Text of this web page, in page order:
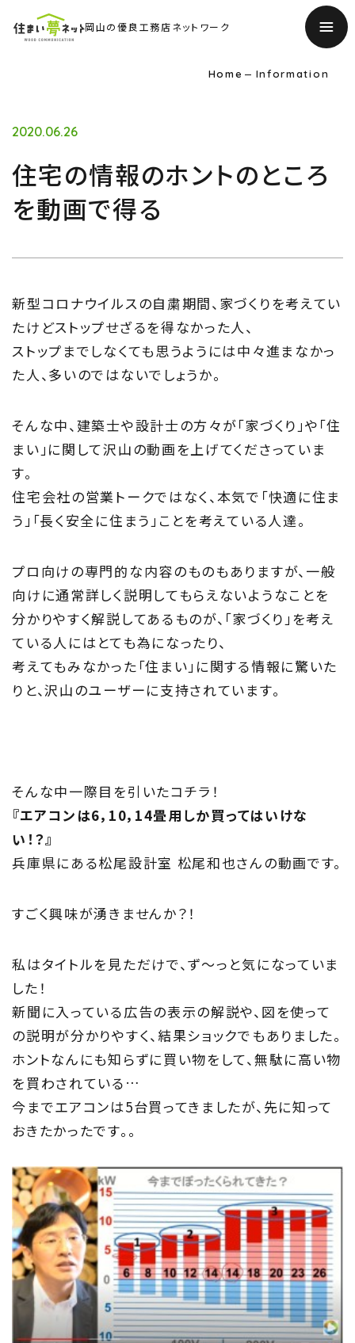
岡山の優良工務店ネットワーク
TOP
トップページ
住まい夢ネットとは
ウッド・コミュ二ケーション
私たちの目指す家づくり
Members
住まい夢ネット加盟工務店
Project
家づくりに役立つ情報
Maintenance
家のメンテナンス
じゅうmado
Home Information
2020.06.26
住宅の情報のホントのところ
を動画で得る
新型コロナウイルスの自粛期間、家づくりを考えてい
たけどストップせざるを得なかった人、
ストップまでしなくても思うようには中々進まなかっ
た人、多いのではないでしょうか。
そんな中、建築士や設計士の方々が「家づくり」や「住
まい」に関して沢山の動画を上げてくださっていま
す。
住宅会社の営業トークではなく、本気で「快適に住ま
う」「長く安全に住まう」ことを考えている人達。
プロ向けの専門的な内容のものもありますが、一般
向けに通常詳しく説明してもらえないようなことを
分かりやすく解説してあるものが、「家づくり」を考え
ている人にはとても為になったり、
考えてもみなかった「住まい」に関する情報に驚いた
りと、沢山のユーザーに支持されています。
そんな中一際目を引いたコチラ！
『エアコンは6，10，14畳用しか買ってはいけな
い！？』
兵庫県にある松尾設計室 松尾和也さんの動画です。
すごく興味が湧きませんか？！
私はタイトルを見ただけで、ず～っと気になっていま
した！
新聞に入っている広告の表示の解説や、図を使って
の説明が分かりやすく、結果ショックでもありました。
ホントなんにも知らずに買い物をして、無駄に高い物
を買わされている…
今までエアコンは5台買ってきましたが、先に知って
おきたかったです。。